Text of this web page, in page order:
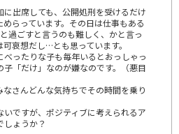
出席しても、公開処刑を受けるだけ
らっています。その日は仕事もある
過ごすと言うのも難しく、かと言っ
哀想だし…とも思っています。
ったりな子も毎年いるとおっしゃっ
「だけ」なのが嫌なのです。（悪目
さんどんな気持ちでその時間を乗り
ですが、ポジティブに考えられるア
しょうか？